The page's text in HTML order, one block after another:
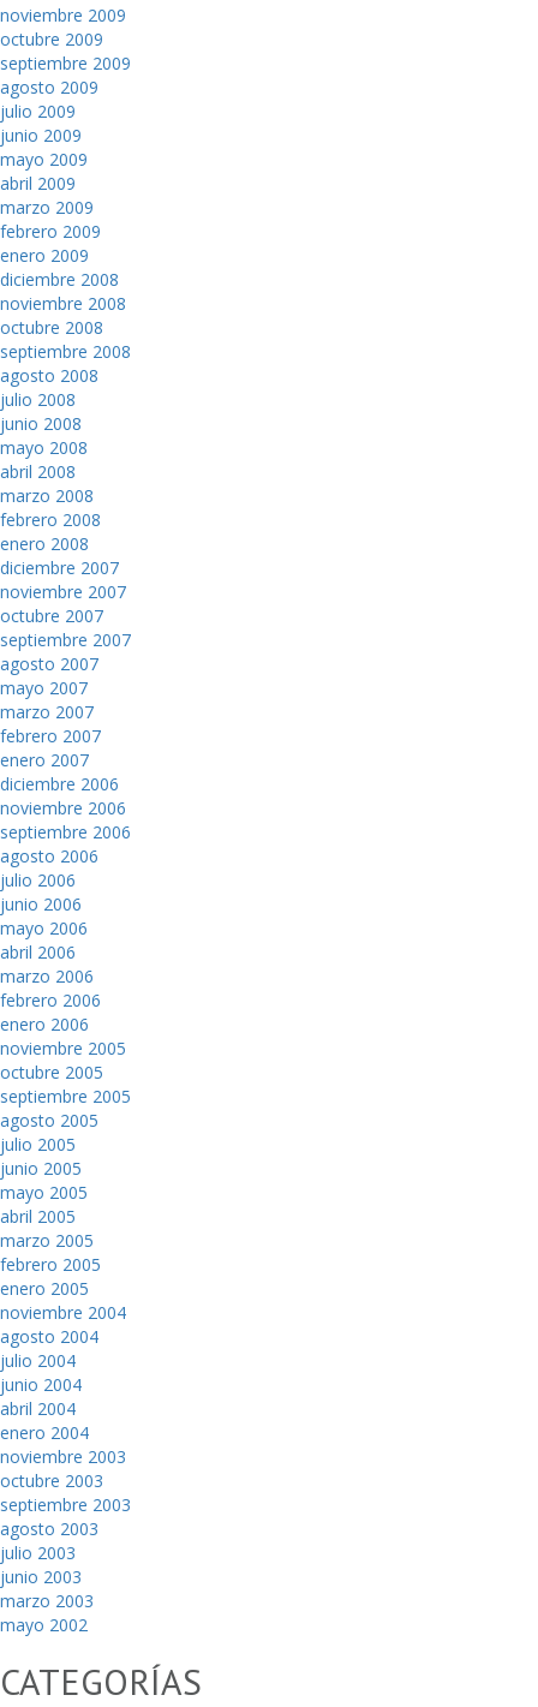
noviembre 2009
octubre 2009
septiembre 2009
agosto 2009
julio 2009
junio 2009
mayo 2009
abril 2009
marzo 2009
febrero 2009
enero 2009
diciembre 2008
noviembre 2008
octubre 2008
septiembre 2008
agosto 2008
julio 2008
junio 2008
mayo 2008
abril 2008
marzo 2008
febrero 2008
enero 2008
diciembre 2007
noviembre 2007
octubre 2007
septiembre 2007
agosto 2007
mayo 2007
marzo 2007
febrero 2007
enero 2007
diciembre 2006
noviembre 2006
septiembre 2006
agosto 2006
julio 2006
junio 2006
mayo 2006
abril 2006
marzo 2006
febrero 2006
enero 2006
noviembre 2005
octubre 2005
septiembre 2005
agosto 2005
julio 2005
junio 2005
mayo 2005
abril 2005
marzo 2005
febrero 2005
enero 2005
noviembre 2004
agosto 2004
julio 2004
junio 2004
abril 2004
enero 2004
noviembre 2003
octubre 2003
septiembre 2003
agosto 2003
julio 2003
junio 2003
marzo 2003
mayo 2002
CATEGORÍAS